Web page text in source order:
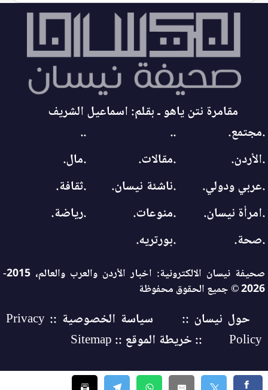
مقامرة نتن ياهو ـ بقلم: اسماعيل الشريف
.مجتمع.
..
..
.الأردن.
.مقالات.
.مال.
.عربي ودولي.
.ناشئة نيسان.
.ثقافة.
.امرأة نيسان.
.منوعات.
.رياضة.
.صحة.
.بورتريه.
صحيفة نيسان الالكترونية: اخبار الأردن والعرب والعالم، 2015-
2026 © جميع الحقوق محفوظة
حول نيسان ::
سياسة الخصوصية :: Privacy
Policy
:: خريطة الموقع :: Sitemap